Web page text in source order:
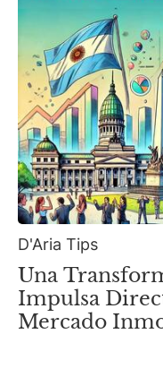
D'Aria Tips
Una
Impulsa
Mercado